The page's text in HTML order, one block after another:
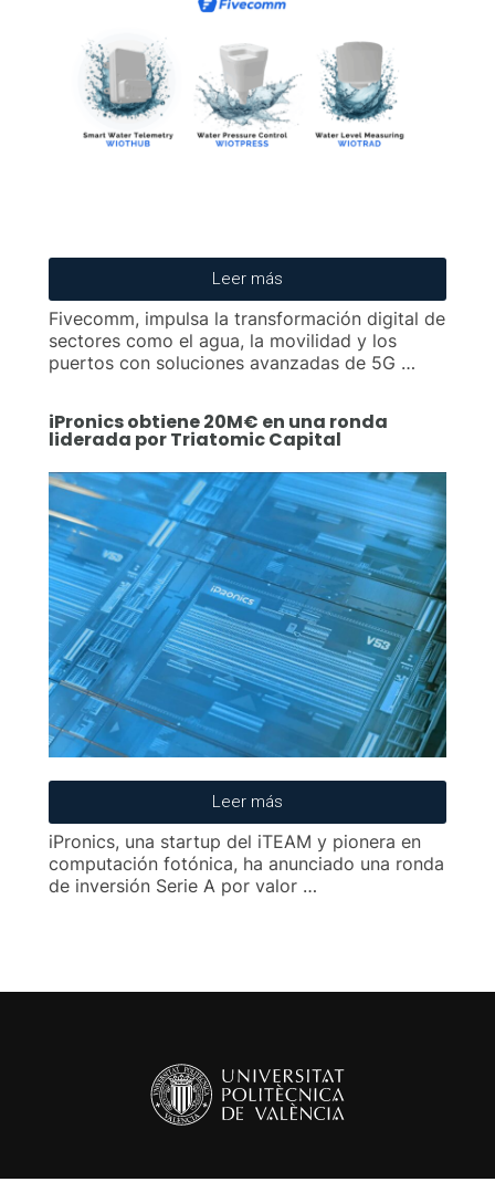
Leer más
Fivecomm, impulsa la transformación digital de
sectores como el agua, la movilidad y los
puertos con soluciones avanzadas de 5G …
iPronics obtiene 20M€ en una ronda
liderada por Triatomic Capital
Leer más
iPronics, una startup del iTEAM y pionera en
computación fotónica, ha anunciado una ronda
de inversión Serie A por valor …